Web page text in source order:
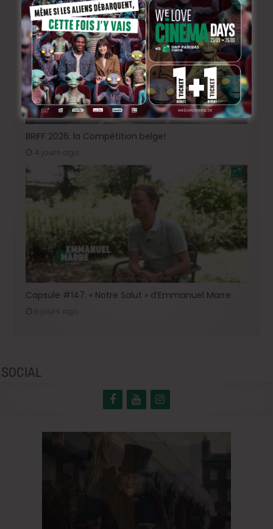
BRIFF 2026: la Compétition belge!
4 jours ago
Capsule #147: « Notre Salut » d’Emmanuel Marre
SOCIAL